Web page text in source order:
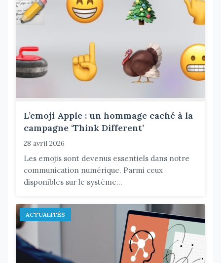
L’emoji Apple : un hommage caché à la
campagne ‘Think Different’
28 avril 2026
Les emojis sont devenus essentiels dans notre
communication numérique. Parmi ceux
disponibles sur le système...
ACTUALITÉS